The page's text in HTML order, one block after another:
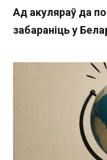
Ад акуляраў да
забараніць у